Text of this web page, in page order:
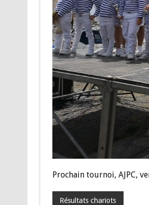
Prochain tournoi, AJPC,
Résultats chariots